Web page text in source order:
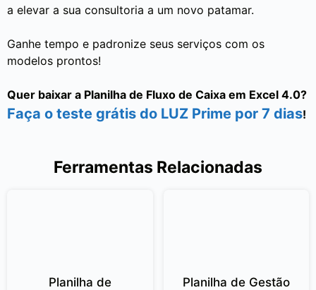
a elevar a sua consultoria a um novo patamar.
Ganhe tempo e padronize seus serviços com os
modelos prontos!
Quer baixar a Planilha de Fluxo de Caixa em Excel 4.0?
Faça o teste grátis do LUZ Prime por 7 dias!
Ferramentas Relacionadas
Planilha de
Planilha de Gestão